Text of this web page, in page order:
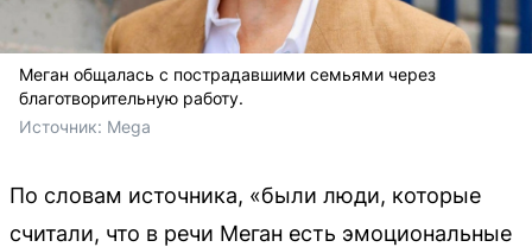
Меган общалась с пострадавшими семьями через
благотворительную работу.
Источник: Mega
По словам источника, «были люди, которые
считали, что в речи Меган есть эмоциональные